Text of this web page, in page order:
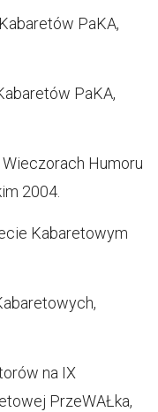
PaKA,
PaKA,
Humoru
2004.
Kabaretowym
na IX
PrzeWAŁka,